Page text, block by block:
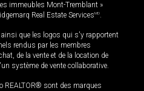
immeubles Mont-Tremblant »
Real Estate ServicesMD.
que les logos qui s'y rapportent
rendus par les membres
de la vente et de la location de
système de vente collaborative.
REALTOR® sont des marques